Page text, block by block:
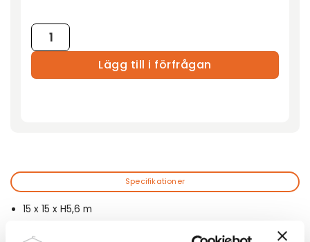
Tält R15-XXL 15x15m mängd
Lägg till i förfrågan
Specifikationer
15 x 15 x H5,6 m